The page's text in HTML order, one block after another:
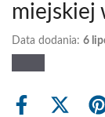
miejskiej
Data dodania: 6
Share
Share